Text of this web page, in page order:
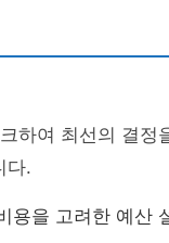
하여 최선의 결정
다.
용을 고려한 예산